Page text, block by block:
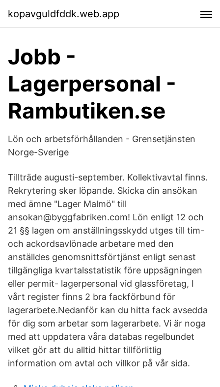
kopavguldfddk.web.app
Jobb -
Lagerpersonal -
Rambutiken.se
Lön och arbetsförhållanden - Grensetjänsten
Norge-Sverige
Tillträde augusti-september. Kollektivavtal finns.
Rekrytering sker löpande. Skicka din ansökan
med ämne "Lager Malmö" till
ansokan@byggfabriken.com! Lön enligt 12 och
21 §§ lagen om anställningsskydd utges till tim-
och ackordsavlönade arbetare med den
anställdes genomsnittsförtjänst enligt senast
tillgängliga kvartalsstatistik före uppsägningen
eller permit- lagerpersonal vid glassföretag, I
vårt register finns 2 bra fackförbund för
lagerarbete.Nedanför kan du hitta fack avsedda
för dig som arbetar som lagerarbete. Vi är noga
med att uppdatera våra databas regelbundet
vilket gör att du alltid hittar tillförlitlig
information om avtal och villkor på vår sida.